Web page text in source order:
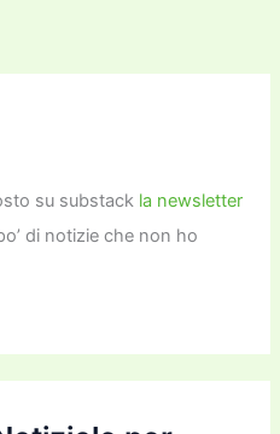
su substack la newsletter
di notizie che non ho